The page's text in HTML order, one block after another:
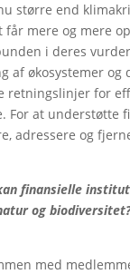
større end
mere og mere
i deres
af økosystemer
retningslinjer for
at understøtte
adressere og
finansielle
og
med